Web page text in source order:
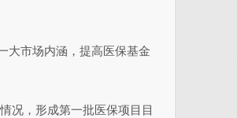
大市场内涵，提高医保基金
况，形成第一批医保项目目